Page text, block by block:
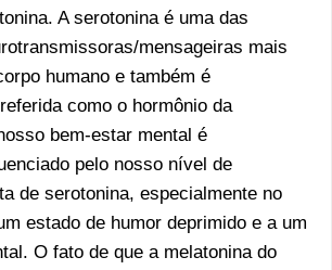
A serotonina é uma das
mensageiras mais
humano e também é
como o hormônio da
bem-estar mental é
pelo nosso nível de
de serotonina, especialmente no
estado de humor deprimido e a um
O fato de que a melatonina do